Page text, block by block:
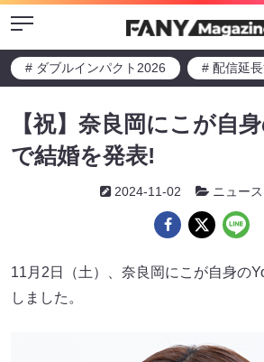
Menu
# ダブルインパクト2026 # 配信延
【祝】奈良岡にこが自
で結婚を発表!
2024-11-02 ニュース
11月2日（土）、奈良岡にこが自身の
しました。